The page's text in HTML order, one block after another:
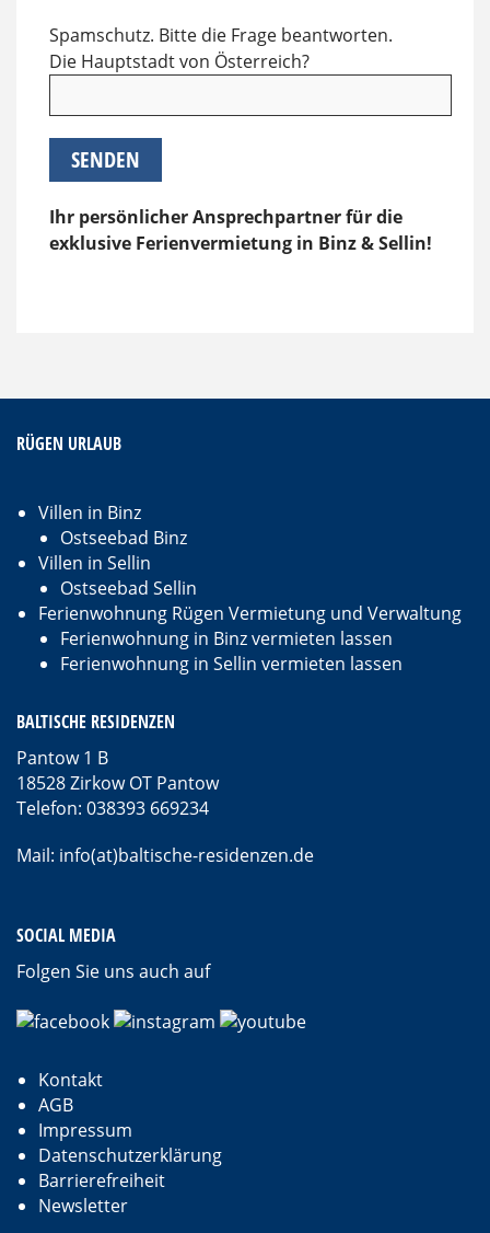
Spamschutz. Bitte die Frage beantworten.
Die Hauptstadt von Österreich?
Ihr persönlicher Ansprechpartner für die
exklusive Ferienvermietung in Binz & Sellin!
RÜGEN URLAUB
Villen in Binz
Ostseebad Binz
Villen in Sellin
Ostseebad Sellin
Ferienwohnung Rügen Vermietung und Verwaltung
Ferienwohnung in Binz vermieten lassen
Ferienwohnung in Sellin vermieten lassen
BALTISCHE RESIDENZEN
Pantow 1 B
18528 Zirkow OT Pantow
Telefon: 038393 669234
Mail: info(at)baltische-residenzen.de
SOCIAL MEDIA
Folgen Sie uns auch auf
Kontakt
AGB
Impressum
Datenschutzerklärung
Barrierefreiheit
Newsletter